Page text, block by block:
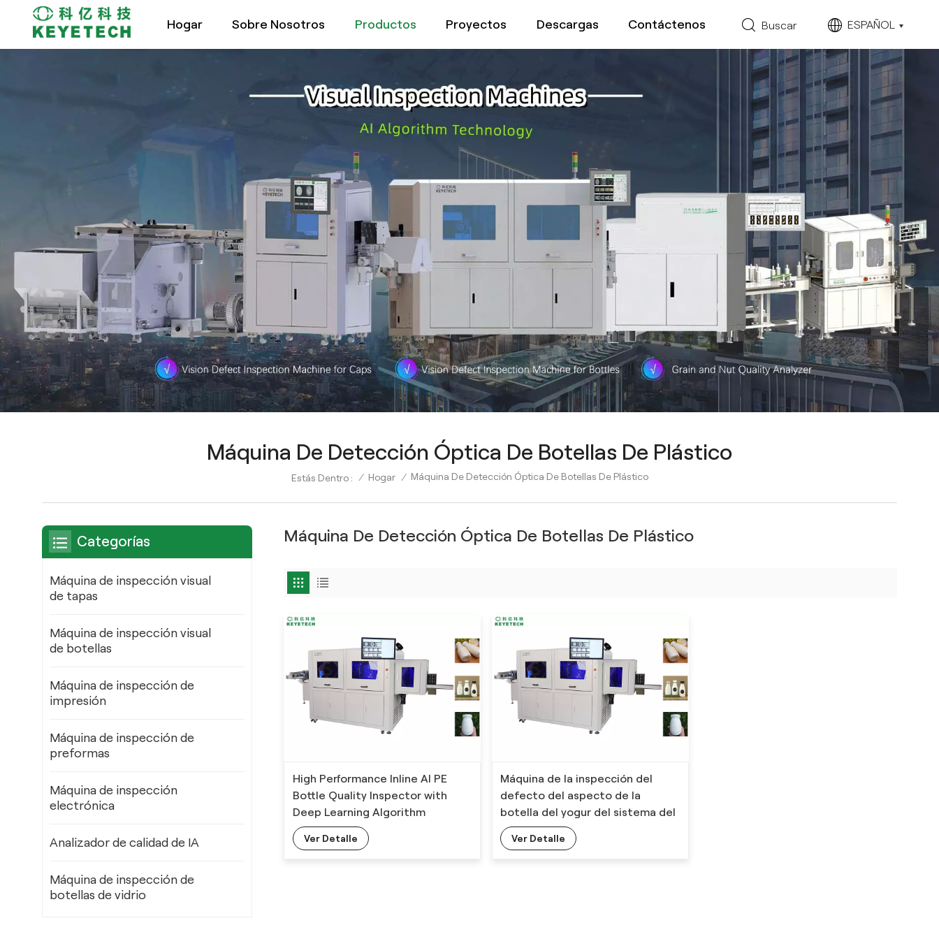
Hogar Sobre Nosotros Productos Proyectos Descargas Contáctenos Buscar ESPAÑOL
Máquina De Detección Óptica De Botellas De Plástico
Estás Dentro : / Hogar / Máquina De Detección Óptica De Botellas De Plástico
Máquina De Detección Óptica De Botellas De Plástico
High Performance Inline AI PE
Bottle Quality Inspector with
Deep Learning Algorithm
Ver Detalle
Máquina de la inspección del
defecto del aspecto de la
botella del yogur del sistema del
algoritmo del AI
Ver Detalle
Categorías
Máquina de inspección visual
de tapas
Máquina de inspección visual
de botellas
Máquina de inspección de
impresión
Máquina de inspección de
preformas
Máquina de inspección
electrónica
Analizador de calidad de IA
Máquina de inspección de
botellas de vidrio